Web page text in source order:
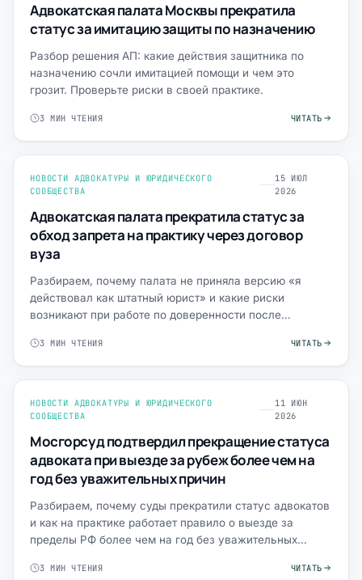
Адвокатская палата Москвы прекратила
статус за имитацию защиты по назначению
Разбор решения АП: какие действия защитника по
назначению сочли имитацией помощи и чем это
грозит. Проверьте риски в своей практике.
3 МИН ЧТЕНИЯ ЧИТАТЬ
НОВОСТИ АДВОКАТУРЫ И ЮРИДИЧЕСКОГО
СООБЩЕСТВА
15 ИЮЛ
2026
Адвокатская палата прекратила статус за
обход запрета на практику через договор
вуза
Разбираем, почему палата не приняла версию «я
действовал как штатный юрист» и какие риски
возникают при работе по доверенности после
3 МИН ЧТЕНИЯ ЧИТАТЬ
НОВОСТИ АДВОКАТУРЫ И ЮРИДИЧЕСКОГО
СООБЩЕСТВА
11 ИЮН
2026
Мосгорсуд подтвердил прекращение статуса
адвоката при выезде за рубеж более чем на
год без уважительных причин
Разбираем, почему суды прекратили статус адвокатов
и как на практике работает правило о выезде за
пределы РФ более чем на год без уважительных
3 МИН ЧТЕНИЯ ЧИТАТЬ